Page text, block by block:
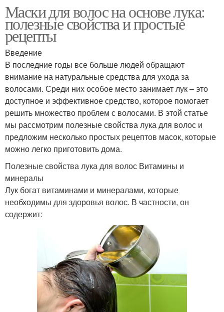
Маски для волос на основе лука:
полезные свойства и простые
рецепты
Введение
В последние годы все больше людей обращают
внимание на натуральные средства для ухода за
волосами. Среди них особое место занимает лук – это
доступное и эффективное средство, которое помогает
решить множество проблем с волосами. В этой статье
мы рассмотрим полезные свойства лука для волос и
предложим несколько простых рецептов масок, которые
можно легко приготовить дома.
Полезные свойства лука для волос Витамины и
минералы
Лук богат витаминами и минералами, которые
необходимы для здоровья волос. В частности, он
содержит: